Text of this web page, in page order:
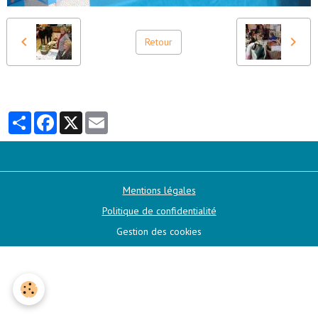
Retour
PartagerFacebook
X
Mentions légales
Politique de confidentialité
Gestion des cookies